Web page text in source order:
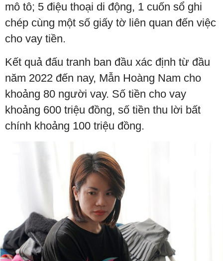
mô tô; 5 điệu thoại di động, 1 cuốn sổ ghi
chép cùng một số giấy tờ liên quan đến việc
cho vay tiền.
Kết quả đấu tranh ban đầu xác định từ đầu
năm 2022 đến nay, Mẫn Hoàng Nam cho
khoảng 80 người vay. Số tiền cho vay
khoảng 600 triệu đồng, số tiền thu lời bất
chính khoảng 100 triệu đồng.